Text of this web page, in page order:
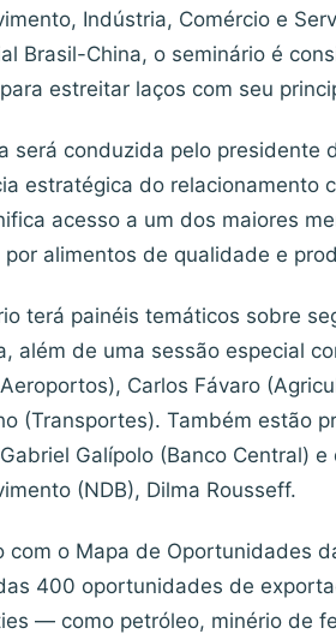
Indústria, Comércio e
Brasil-China, o seminário é
estreitar laços com seu
será conduzida pelo presidente
estratégica do relacionamento
acesso a um dos maiores
por alimentos de qualidade e
terá painéis temáticos sobre
além de uma sessão especial
Carlos Fávaro
(Transportes). Também estão
Gabriel Galípolo (Banco Central)
(NDB), Dilma Rousseff.
com o Mapa de Oportunidades
400 oportunidades de
— como petróleo, minério de